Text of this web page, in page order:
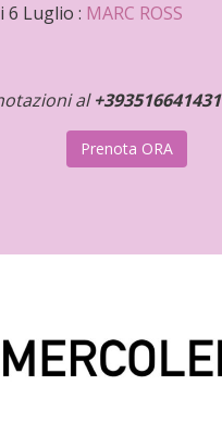
6 Luglio : MARC ROSS
al+393516641431
Prenota ORA